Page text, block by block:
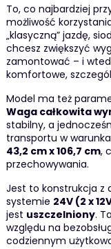
To, co najbardziej
możliwość
„klasyczną” jazdę,
chcesz zwiększyć
zamontować – i
komfortowe,
Model ma też
Waga całkowita
stabilny, a
transportu w
43,2 cm x 106,7 cm,
przechowywania.
Jest to konstrukcja z
systemie 24V (2 x
jest uszczelniony.
względu na
codziennym